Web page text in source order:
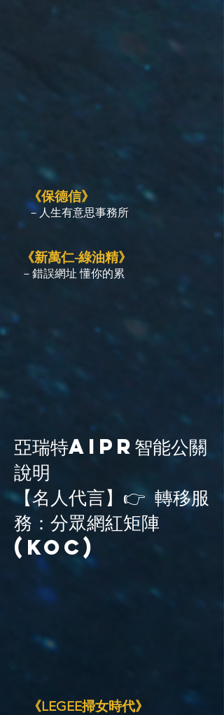
《保德信》
－人生有意思事務所
《新萬仁-綠油精》
－錯誤網址 懂你的累
亞瑞特AiPR智能公關
說明
【名人代言】👉 轉移服
務：分眾網紅矩陣
(KOC)
《LEGEE掃女時代》